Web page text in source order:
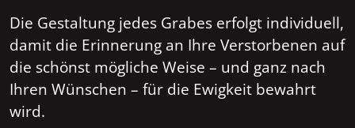
Die Gestaltung jedes Grabes erfolgt individuell,
damit die Erinnerung an Ihre Verstorbenen auf
die schönst mögliche Weise – und ganz nach
Ihren Wünschen – für die Ewigkeit bewahrt
wird.